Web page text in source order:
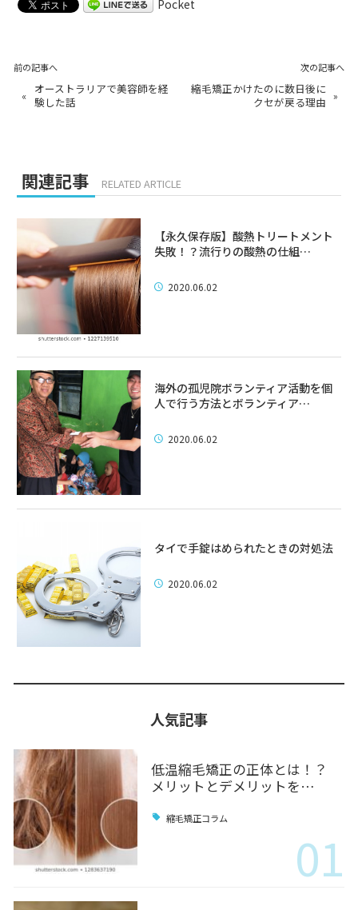
Pocket
前の記事へ
« オーストラリアで美容師を経
験した話
次の記事へ
縮毛矯正かけたのに数日後に
クセが戻る理由 »
関連記事 RELATED ARTICLE
【永久保存版】酸熱トリートメント
失敗！？流行りの酸熱の仕組…
2020.06.02
海外の孤児院ボランティア活動を個
人で行う方法とボランティア…
2020.06.02
タイで手錠はめられたときの対処法
2020.06.02
人気記事
低温縮毛矯正の正体とは！？
メリットとデメリットを…
縮毛矯正コラム
01